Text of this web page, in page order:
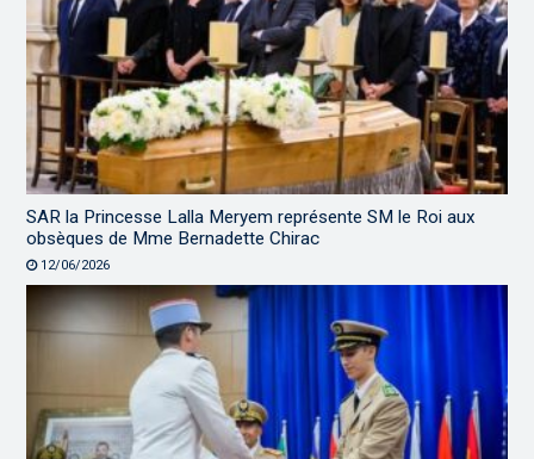
SAR la Princesse Lalla Meryem représente SM le Roi aux
obsèques de Mme Bernadette Chirac
12/06/2026